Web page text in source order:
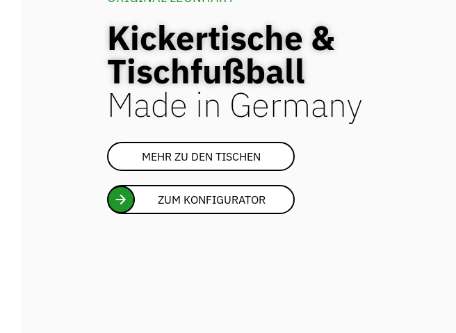
Kickertische &
Tischfußball
Made in Germany
MEHR ZU DEN TISCHEN
ZUM KONFIGURATOR